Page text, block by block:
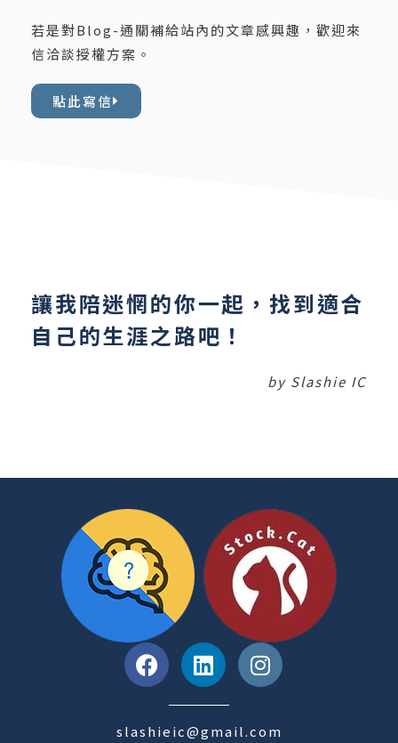
若是對Blog-通關補給站內的文章感興趣，歡迎來
信洽談授權方案。
點此寫信
讓我陪迷惘的你一起，找到適合
自己的生涯之路吧！
by Slashie IC
開箱入門商業大小事
了解更多 >
股市小白開罐器
了解更多 >
slashieic@gmail.com